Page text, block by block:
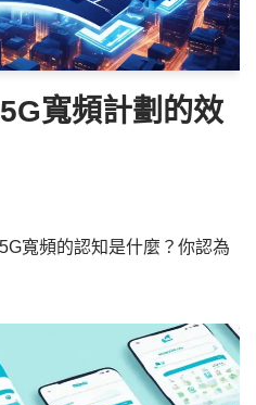
寬頻計劃的效
寬頻的認知是什麼？你認為